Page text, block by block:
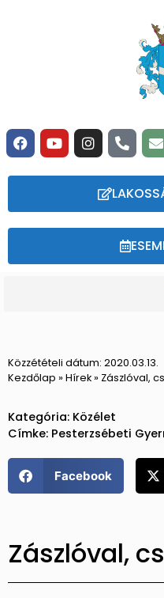
Közzétételi dátum: 2020.03.13.
Kezdőlap » Hírek» Zászlóval,
Kategória: Közélet
Címke: Pesterzsébeti
Facebook
Zászlóval,